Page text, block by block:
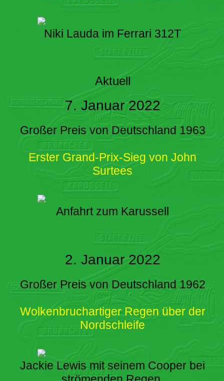
Niki Lauda im Ferrari 312T
Aktuell
7. Januar 2022
Großer Preis von Deutschland 1963
Erster Grand-Prix-Sieg von John
Surtees
Anfahrt zum Karussell
2. Januar 2022
Großer Preis von Deutschland 1962
Wolkenbruchartiger Regen über der
Nordschleife
Jackie Lewis mit seinem Cooper bei